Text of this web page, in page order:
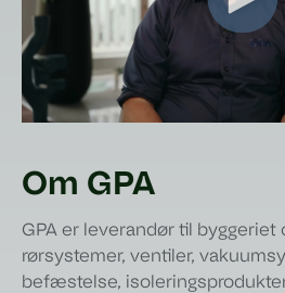
Om GPA
GPA er leverandør til byggeriet
rørsystemer, ventiler,
befæstelse,